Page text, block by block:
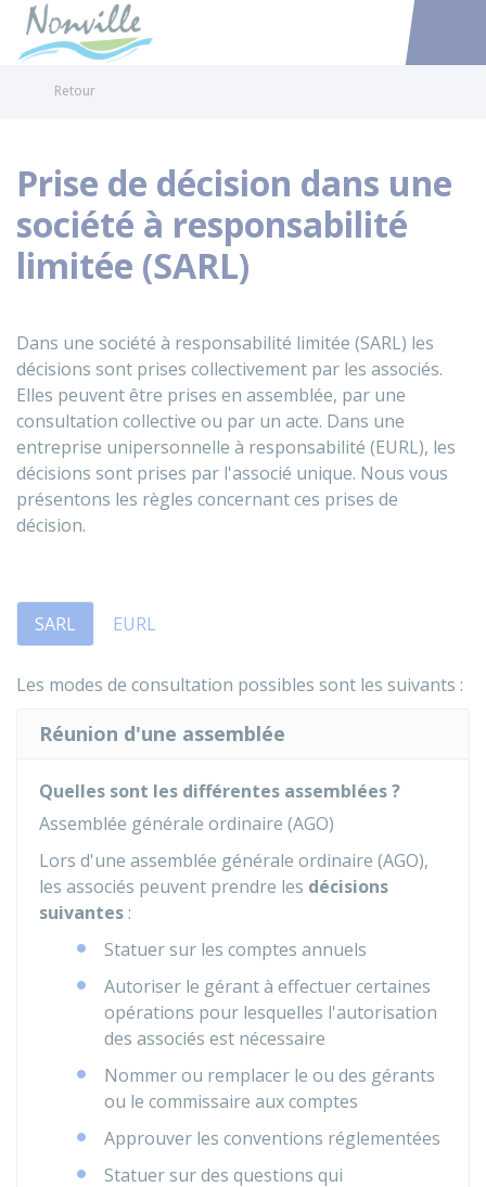
Accéder
Retour
Prise de décision dans une
société à responsabilité
limitée (SARL)
Dans une société à responsabilité limitée (SARL) les
décisions sont prises collectivement par les associés.
Elles peuvent être prises en assemblée, par une
consultation collective ou par un acte. Dans une
entreprise unipersonnelle à responsabilité (EURL), les
décisions sont prises par l'associé unique. Nous vous
présentons les règles concernant ces prises de
décision.
SARL EURL
Les modes de consultation possibles sont les suivants :
Réunion d'une assemblée
Quelles sont les différentes assemblées ?
Assemblée générale ordinaire (AGO)
Lors d'une assemblée générale ordinaire (AGO),
les associés peuvent prendre les décisions
suivantes :
Statuer sur les comptes annuels
Autoriser le gérant à effectuer certaines
opérations pour lesquelles l'autorisation
des associés est nécessaire
Nommer ou remplacer le ou des gérants
ou le commissaire aux comptes
Approuver les conventions réglementées
Statuer sur des questions qui